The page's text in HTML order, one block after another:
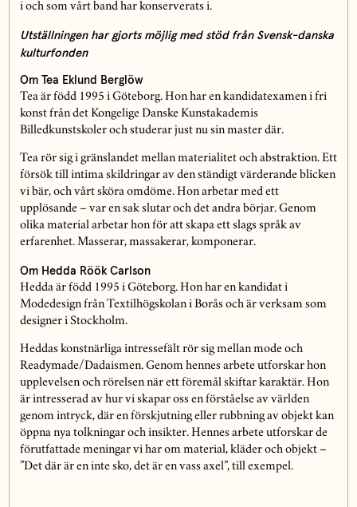
i och som vårt band har konserverats i.
Utställningen har gjorts möjlig med stöd från Svensk-danska
kulturfonden
Om Tea Eklund Berglöw
Tea är född 1995 i Göteborg. Hon har en kandidatexamen i fri
konst från det Kongelige Danske Kunstakademis
Billedkunstskoler och studerar just nu sin master där.
Tea rör sig i gränslandet mellan materialitet och abstraktion. Ett
försök till intima skildringar av den ständigt värderande blicken
vi bär, och vårt sköra omdöme. Hon arbetar med ett
upplösande – var en sak slutar och det andra börjar. Genom
olika material arbetar hon för att skapa ett slags språk av
erfarenhet. Masserar, massakerar, komponerar.
Om Hedda Röök Carlson
Hedda är född 1995 i Göteborg. Hon har en kandidat i
Modedesign från Textilhögskolan i Borås och är verksam som
designer i Stockholm.
Heddas konstnärliga intressefält rör sig mellan mode och
Readymade/Dadaismen. Genom hennes arbete utforskar hon
upplevelsen och rörelsen när ett föremål skiftar karaktär. Hon
är intresserad av hur vi skapar oss en förståelse av världen
genom intryck, där en förskjutning eller rubbning av objekt kan
öppna nya tolkningar och insikter. Hennes arbete utforskar de
förutfattade meningar vi har om material, kläder och objekt –
”Det där är en inte sko, det är en vass axel”, till exempel.